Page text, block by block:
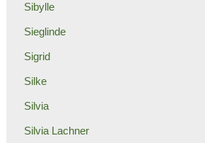
Sibylle
Sieglinde
Sigrid
Silke
Silvia
Silvia Lachner